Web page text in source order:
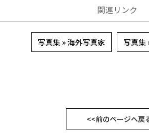
関連リンク
写真集 » 海外写真家 写真集
<<前のページへ戻